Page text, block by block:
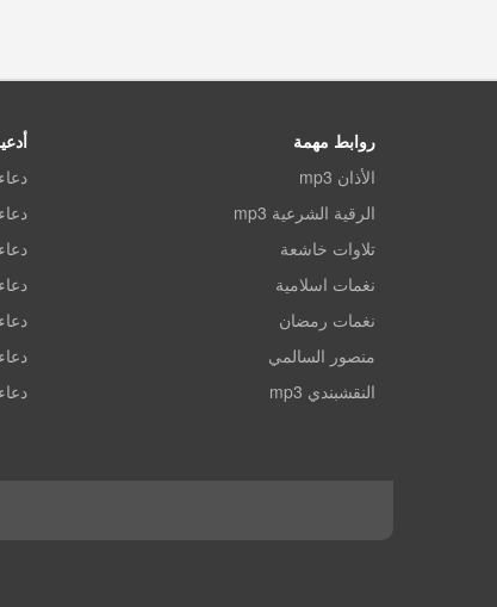
روابط مهمة
الأذان mp3
الرقية الشرعية mp3
تلاوات خاشعة
نغمات اسلامية
نغمات رمضان
منصور السالمي
النقشبندي mp3